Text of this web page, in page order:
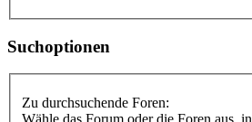
Suchoptionen
Zu durchsuchende Foren:
Wähle das Forum oder die Foren aus,